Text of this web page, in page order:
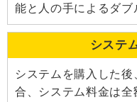
能と人の手によるダブ
システ
システムを購入した
合、システム料金は